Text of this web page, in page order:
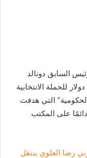
السابق دونالد
مالياً تجاوز 270 مليون دولار للحملة الانتخابية
التي هدفت
على المكتب
رضا العلوي ينتقل